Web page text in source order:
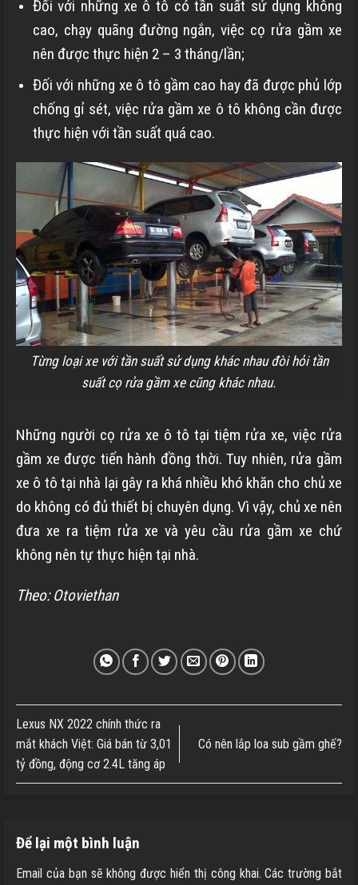
Đối với những xe ô tô có tần suất sử dụng không
cao, chạy quãng đường ngắn, việc cọ rửa gầm xe
nên được thực hiện 2 – 3 tháng/lần;
Đối với những xe ô tô gầm cao hay đã được phủ lớp
chống gỉ sét, việc rửa gầm xe ô tô không cần được
thực hiện với tần suất quá cao.
Từng loại xe với tần suất sử dụng khác nhau đòi hỏi tần
suất cọ rửa gầm xe cũng khác nhau.
Những người cọ rửa xe ô tô tại tiệm rửa xe, việc rửa
gầm xe được tiến hành đồng thời. Tuy nhiên, rửa gầm
xe ô tô tại nhà lại gây ra khá nhiều khó khăn cho chủ xe
do không có đủ thiết bị chuyên dụng. Vì vậy, chủ xe nên
đưa xe ra tiệm rửa xe và yêu cầu rửa gầm xe chứ
không nên tự thực hiện tại nhà.
Theo: Otoviethan
Lexus NX 2022 chính thức ra
mắt khách Việt: Giá bán từ 3,01
tỷ đồng, động cơ 2.4L tăng áp
Có nên lắp loa sub gầm ghế?
Để lại một bình luận
Email của bạn sẽ không được hiển thị công khai. Các trường bắt